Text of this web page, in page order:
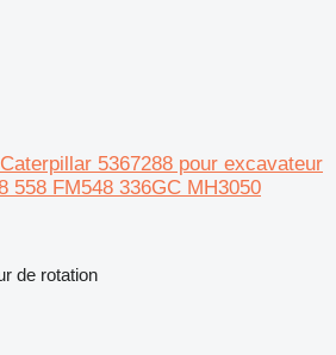
5367288 pour excavateur
558 FM548 336GC MH3050
de rotation